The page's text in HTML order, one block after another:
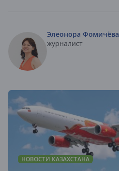
Элеонора Фомичёва
журналист
НОВОСТИ КАЗАХСТАНА